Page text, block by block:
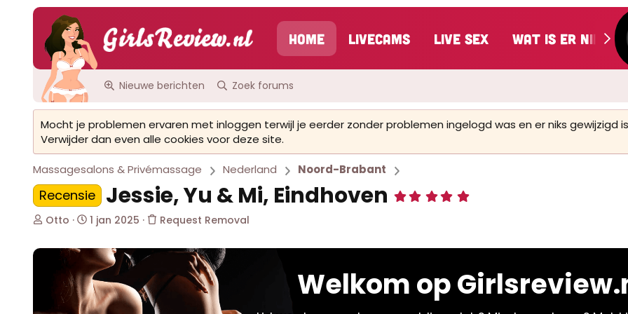
Home LiveCams Live Sex Wat is er nieuw
Nieuwe berichten Zoek forums
Mocht je problemen ervaren met inloggen terwijl je eerder zonder problemen ingelogd was en er niks gewijzigd
Verwijder dan even alle cookies voor deze site.
Massagesalons & Privémassage Nederland Noord-Brabant
Recensie Jessie, Yu & Mi, Eindhoven 5
t
r
(
r
O
d
Otto
S
a
r
t
d
a
1 jan 2025 Request Removal
Welkom op